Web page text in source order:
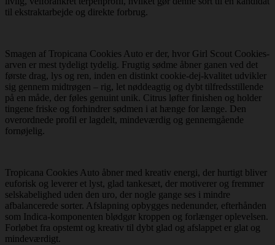
til ekstraktarbejde og direkte forbrug.
Smagen af Tropicana Cookies Auto er der, hvor Girl Scout Cookies-
arven er mest tydeligt tydelig. Frugtig sødme åbner ganen ved det
første drag, lys og ren, inden en distinkt cookie-dej-kvalitet udvikler
sig gennem midtrøgen – rig, let nøddeagtig og dybt tilfredsstillende
på en måde, der føles genuint unik. Citrus løfter finishen og holder
tingene friske og forhindrer sødmen i at hænge for længe. Den
overordnede profil er lagdelt, mindeværdig og gennemgående
fornøjelig.
Tropicana Cookies Auto åbner med kreativ energi, der hurtigt bliver
euforisk og leverer et lyst, glad tankesæt, der motiverer og fremmer
selskabelighed uden den uro, der nogle gange ses i mindre
afbalancerede sorter. Afslapning opbygges nedenunder, efterhånden
som Indica-komponenten blødgør kroppen og forlænger oplevelsen.
Forløbet fra opstemt og kreativ til dybt glad og afslappet er glat og
mindeværdigt.